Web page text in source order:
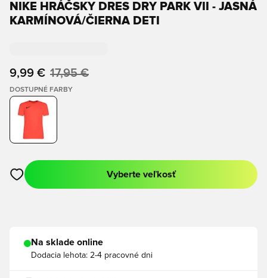
NIKE HRÁČSKY DRES DRY PARK VII - JASNÁ
KARMÍNOVÁ/ČIERNA DETI
9,99 € 17,95 €
DOSTUPNÉ FARBY
Otvorí modál na prihlásenie alebo registráciu ako člen
Vyberte veľkosť
Na sklade online
Dodacia lehota: 2-4 pracovné dni